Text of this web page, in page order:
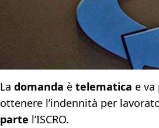
La domanda è telematica e
ottenere l’indennità per
parte l’ISCRO.